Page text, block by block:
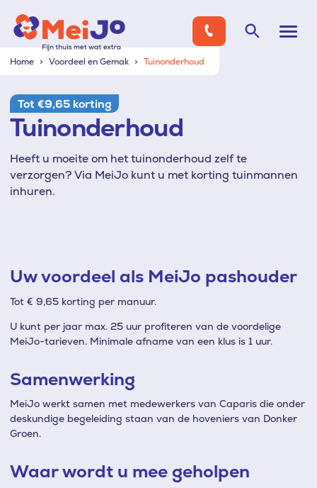
Home Voordeel en Gemak Tuinonderhoud
Tot €9,65 korting
Tuinonderhoud
Heeft u moeite om het tuinonderhoud zelf te
verzorgen? Via MeiJo kunt u met korting tuinmannen
inhuren.
Uw voordeel als MeiJo pashouder
Tot € 9,65 korting per manuur.
U kunt per jaar max. 25 uur profiteren van de voordelige
MeiJo-tarieven. Minimale afname van een klus is 1 uur.
Samenwerking
MeiJo werkt samen met medewerkers van Caparis die onder
deskundige begeleiding staan van de hoveniers van Donker
Groen.
Waar wordt u mee geholpen